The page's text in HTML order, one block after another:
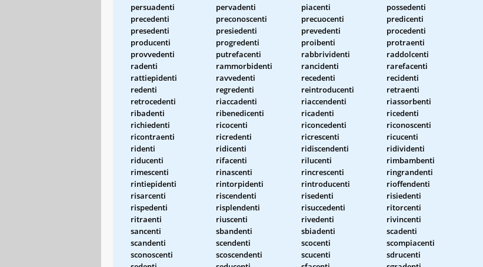
persuadenti
pervadenti piacenti
possedenti
precedenti
preconoscenti precuocenti
predicenti
presedenti
presiedenti prevedenti
procedenti
producenti
progredenti proibenti
protraenti
provvedenti
putrefacenti rabbrividenti
raddolcenti
radenti
rammorbidenti rancidenti
rarefacenti
rattiepidenti
ravvedenti recedenti
recidenti
redenti
regredenti reintroducenti
retraenti
retrocedenti
riaccadenti riaccendenti
riassorbenti
ribadenti
ribenedicenti ricadenti
ricedenti
richiedenti
ricocenti riconcedenti
riconoscenti
ricontraenti
ricredenti ricrescenti
ricucenti
ridenti
ridicenti ridiscendenti
ridividenti
riducenti
rifacenti rilucenti
rimbambenti
rimescenti
rinascenti rincrescenti
ringrandenti
rintiepidenti
rintorpidenti rintroducenti
rioffendenti
risarcenti
riscendenti risedenti
risiedenti
rispedenti
risplendenti risuccedenti
ritorcenti
ritraenti
riuscenti rivedenti
rivincenti
sancenti
sbandenti sbiadenti
scadenti
scandenti
scendenti scocenti
scompiacenti
sconoscenti
scoscendenti scucenti
sdrucenti